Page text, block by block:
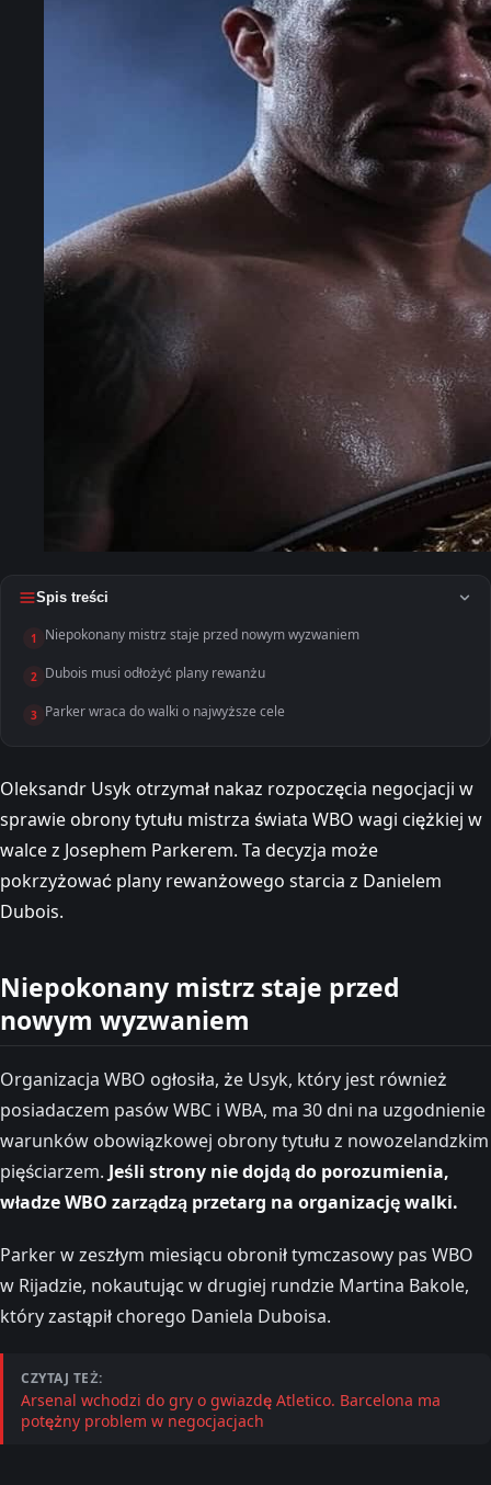
Spis treści
1 Niepokonany mistrz staje przed nowym wyzwaniem
2 Dubois musi odłożyć plany rewanżu
3 Parker wraca do walki o najwyższe cele
Oleksandr Usyk otrzymał nakaz rozpoczęcia negocjacji w
sprawie obrony tytułu mistrza świata WBO wagi ciężkiej w
walce z Josephem Parkerem. Ta decyzja może
pokrzyżować plany rewanżowego starcia z Danielem
Dubois.
Niepokonany mistrz staje przed
nowym wyzwaniem
Organizacja WBO ogłosiła, że Usyk, który jest również
posiadaczem pasów WBC i WBA, ma 30 dni na uzgodnienie
warunków obowiązkowej obrony tytułu z nowozelandzkim
pięściarzem. Jeśli strony nie dojdą do porozumienia,
władze WBO zarządzą przetarg na organizację walki.
Parker w zeszłym miesiącu obronił tymczasowy pas WBO
w Rijadzie, nokautując w drugiej rundzie Martina Bakole,
który zastąpił chorego Daniela Duboisa.
CZYTAJ TEŻ:
Arsenal wchodzi do gry o gwiazdę Atletico. Barcelona ma
potężny problem w negocjacjach